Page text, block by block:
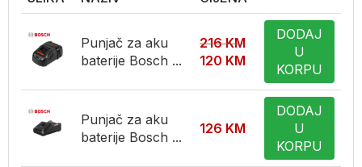
Punjač za aku
baterije Bosch ...
216KM
120 KM
DODAJ
U
KORPU
Punjač za aku
baterije Bosch ...
126 KM
DODAJ
U
KORPU